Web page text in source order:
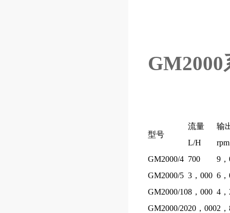
GM2000
型号
流量
L/H
输
rpm
GM2000/4 700
9
GM2000/5 3，000 6
GM2000/108，000 4
GM2000/2020，0002